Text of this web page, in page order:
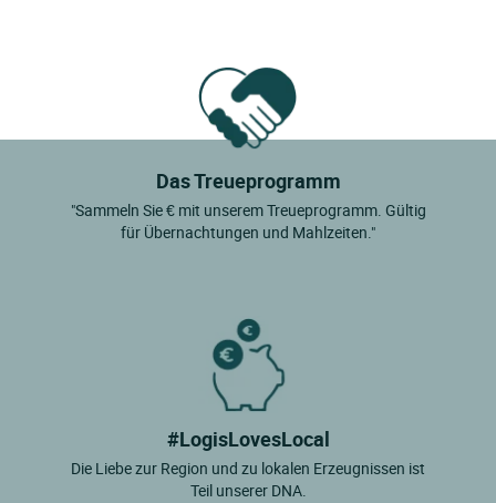
Das Treueprogramm
"Sammeln Sie € mit unserem Treueprogramm. Gültig
für Übernachtungen und Mahlzeiten."
#LogisLovesLocal
Die Liebe zur Region und zu lokalen Erzeugnissen ist
Teil unserer DNA.